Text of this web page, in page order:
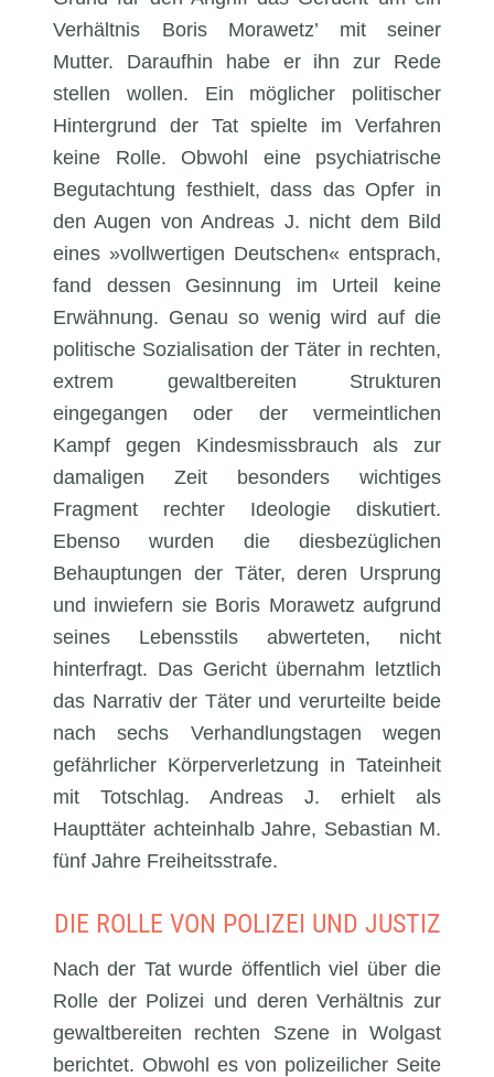
Verhältnis Boris Morawetz’ mit seiner
Mutter. Daraufhin habe er ihn zur Rede
stellen wollen. Ein möglicher politischer
Hintergrund der Tat spielte im Verfahren
keine Rolle. Obwohl eine psychiatrische
Begutachtung festhielt, dass das Opfer in
den Augen von Andreas J. nicht dem Bild
eines »vollwertigen Deutschen« entsprach,
fand dessen Gesinnung im Urteil keine
Erwähnung. Genau so wenig wird auf die
politische Sozialisation der Täter in rechten,
extrem gewaltbereiten Strukturen
eingegangen oder der vermeintlichen
Kampf gegen Kindesmissbrauch als zur
damaligen Zeit besonders wichtiges
Fragment rechter Ideologie diskutiert.
Ebenso wurden die diesbezüglichen
Behauptungen der Täter, deren Ursprung
und inwiefern sie Boris Morawetz aufgrund
seines Lebensstils abwerteten, nicht
hinterfragt. Das Gericht übernahm letztlich
das Narrativ der Täter und verurteilte beide
nach sechs Verhandlungstagen wegen
gefährlicher Körperverletzung in Tateinheit
mit Totschlag. Andreas J. erhielt als
Haupttäter achteinhalb Jahre, Sebastian M.
fünf Jahre Freiheitsstrafe.
DIE ROLLE VON POLIZEI UND JUSTIZ
Nach der Tat wurde öffentlich viel über die
Rolle der Polizei und deren Verhältnis zur
gewaltbereiten rechten Szene in Wolgast
berichtet. Obwohl es von polizeilicher Seite